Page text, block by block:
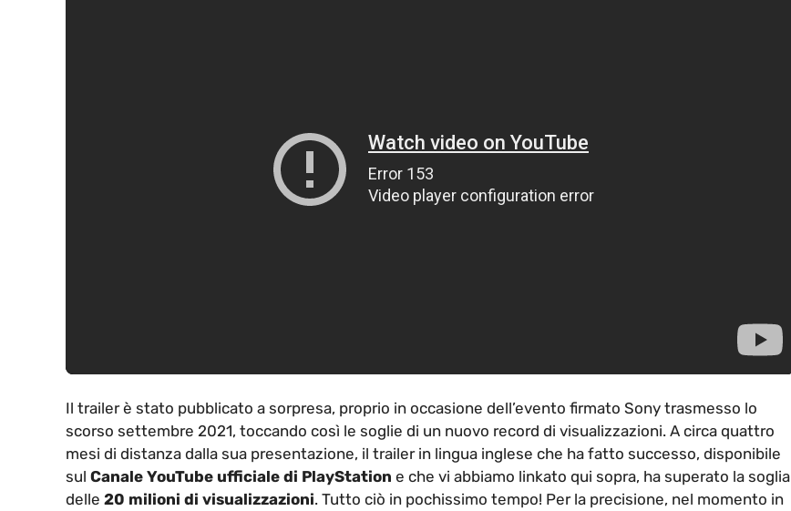
Il trailer è stato pubblicato a sorpresa, proprio in occasione dell’evento firmato Sony trasmesso lo
scorso settembre 2021, toccando così le soglie di un nuovo record di visualizzazioni. A circa quattro
mesi di distanza dalla sua presentazione, il trailer in lingua inglese che ha fatto successo, disponibile
sul Canale YouTube ufficiale di PlayStation e che vi abbiamo linkato qui sopra, ha superato la soglia
delle 20 milioni di visualizzazioni. Tutto ciò in pochissimo tempo! Per la precisione, nel momento in